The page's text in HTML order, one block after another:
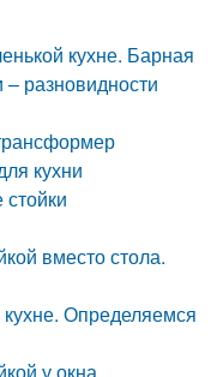
кухне. Барная
разновидности
кухни
вместо стола.
Определяемся